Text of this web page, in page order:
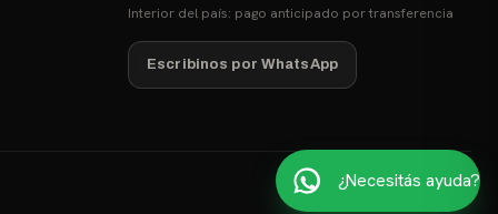
¿Necesitás ayuda?
Interior del país: pago anticipado por transferencia
Escribinos por WhatsApp
Hecho con ❤ para pescadores